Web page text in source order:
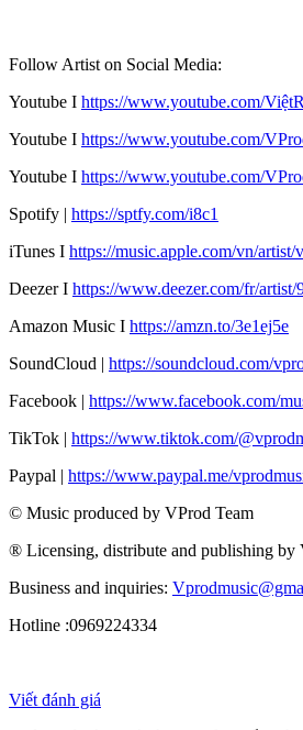
Follow Artist on Social Media:
Youtube I https://www.youtube.com/
Youtube I https://www.youtube.com/
Youtube I https://www.youtube.com/
Spotify | https://sptfy.com/i8c1
iTunes I https://music.apple.com/vn/artist/
Deezer I https://www.deezer.com/fr/artist/
Amazon Music I https://amzn.to/3e1ej5e​
SoundCloud | https://soundcloud.com/
Facebook | https://www.facebook.com/
TikTok | https://www.tiktok.com/
Paypal | https://www.paypal.me/
© Music produced by VProd Team
® Licensing, distribute and publishing by
Business and inquiries:
Hotline :0969224334
Viết đánh giá